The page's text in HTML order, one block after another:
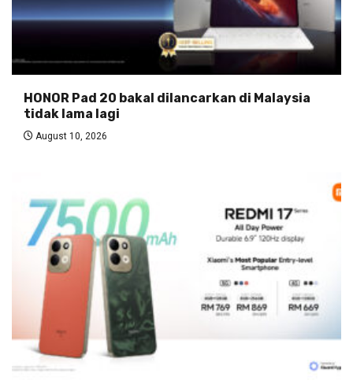
HONOR Pad 20 bakal dilancarkan di Malaysia
tidak lama lagi
August 10, 2026